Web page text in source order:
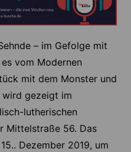
– im Gefolge mit
vom Modernen
mit dem Monster und
gezeigt im
lutherischen
Mittelstraße 56. Das
Dezember 2019, um